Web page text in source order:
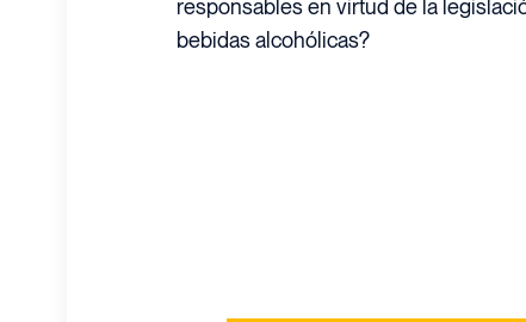
responsables en virtud de la
bebidas alcohólicas?